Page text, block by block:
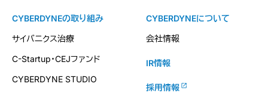
CYBERDYNEの取り組み
サイバニクス治療
C-Startup・CEJファンド
CYBERDYNE STUDIO
CYBERDYNEについて
会社情報
IR情報
採用情報